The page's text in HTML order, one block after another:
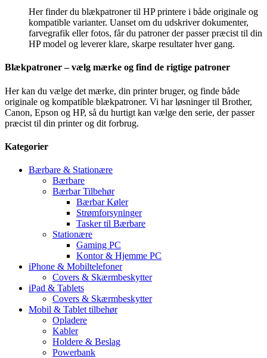
Her finder du blækpatroner til HP printere i både originale og
kompatible varianter. Uanset om du udskriver dokumenter,
farvegrafik eller fotos, får du patroner der passer præcist til din
HP model og leverer klare, skarpe resultater hver gang.
Blækpatroner – vælg mærke og find de rigtige patroner
Her kan du vælge det mærke, din printer bruger, og finde både
originale og kompatible blækpatroner. Vi har løsninger til Brother,
Canon, Epson og HP, så du hurtigt kan vælge den serie, der passer
præcist til din printer og dit forbrug.
Kategorier
Bærbare & Stationære
Bærbare
Bærbar Tilbehør
Bærbar Køler
Strømforsyninger
Tasker til Bærbare
Stationære
Gaming PC
Kontor & Hjemme PC
iPhone & Mobiltelefoner
Covers & Skærmbeskytter
iPad & Tablets
Covers & Skærmbeskytter
Mobil & Tablet tilbehør
Opladere
Kabler
Holdere & Beslag
Powerbank